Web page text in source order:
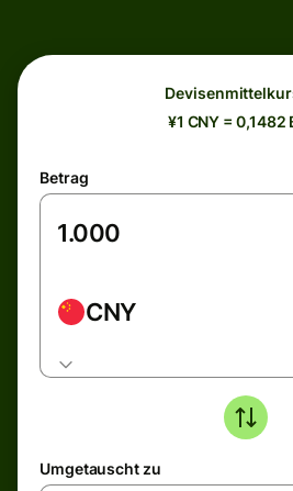
¥1 CNY = 0,1482
Betrag
CNY
Umgetauscht zu